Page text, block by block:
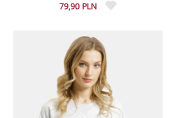
79,90 PLN